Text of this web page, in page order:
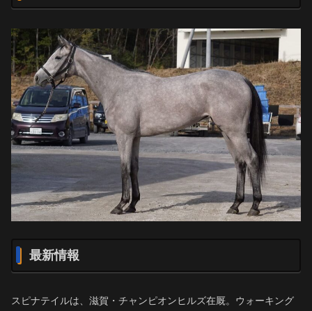
最新情報
スピナテイルは、滋賀・チャンピオンヒルズ在厩。ウォーキング